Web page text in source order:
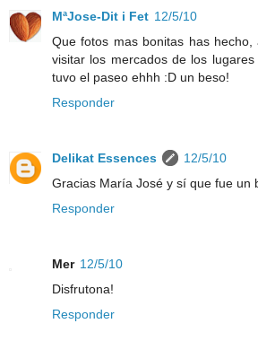
MªJose-Dit i Fet 12/5/10
Que fotos mas bonitas has
visitar los mercados de los
tuvo el paseo ehhh :D un beso!
Responder
Delikat Essences
12/5/10
Gracias María José y sí que fue un
Responder
Mer 12/5/10
Disfrutona!
Responder